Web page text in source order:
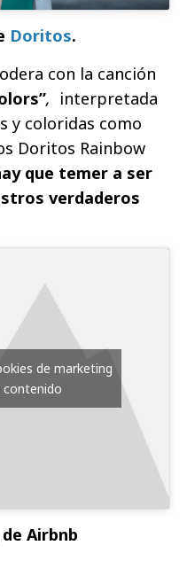
Doritos.
con la canción
, interpretada
y coloridas como
Doritos Rainbow
que temer a ser
verdaderos
de marketing
Airbnb